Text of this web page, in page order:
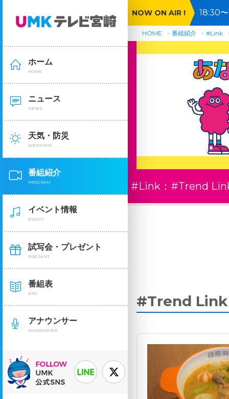
ホーム
HOME
ニュース
NEWS
天気・防災
WEATHER
番組紹介
PROGRAM
イベント情報
EVENT
試写会・プレゼント
PRESENT
番組表
EPG
アナウンサー
ANNOUNCER
NOW ON AIR ! 18:30
HOME 番組紹介 #Link
#Link： #Trend
#Trend Link